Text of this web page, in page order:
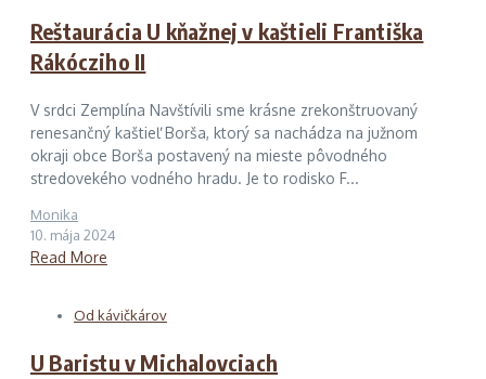
Reštaurácia U kňažnej v kaštieli Františka
Rákócziho II
V srdci Zemplína Navštívili sme krásne zrekonštruovaný
renesančný kaštieľ Borša, ktorý sa nachádza na južnom
okraji obce Borša postavený na mieste pôvodného
stredovekého vodného hradu. Je to rodisko F...
Monika
10. mája 2024
Read More
Od kávičkárov
U Baristu v Michalovciach